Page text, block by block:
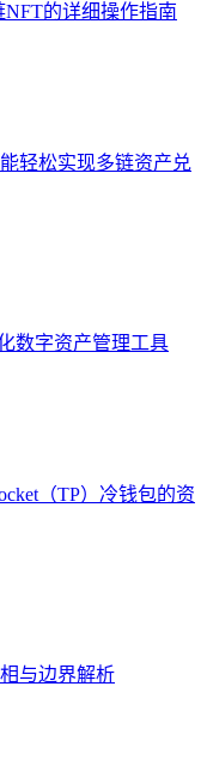
的详细操作指南
轻松实现多链资产兑
数字资产管理工具
（TP）冷钱包的资
与边界解析